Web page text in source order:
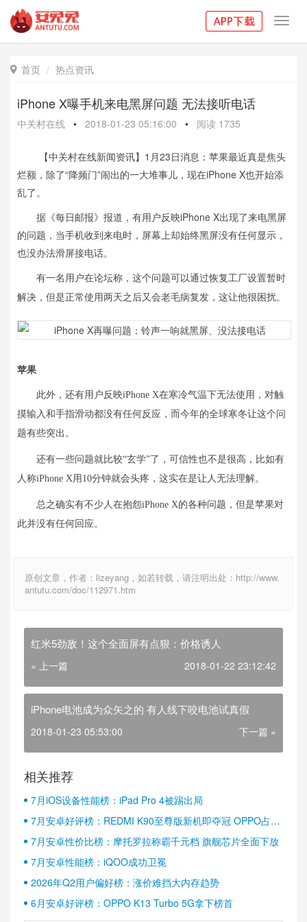
 首页 热点资讯
iPhone X曝手机来电黑屏问题 无法接听电话
中关村在线 • 2018-01-23 05:16:00 • 阅读 1735
【中关村在线新闻资讯】1月23日消息： 苹果最近真是焦头
烂额，除了“降频门”闹出的一大堆事儿，现在iPhone X也开始添
乱了。
据 《每日邮报》报道，有用户反映iPhone X出现了来电黑屏
的问题，当手机收到来电时，屏幕上却始终黑屏没有任何显示，
也没办法滑屏接电话。
有一名用户在论坛称，这个问题可以通过恢复工厂设置暂时
解决，但是正常使用两天之后又会老毛病复发，这让他很困扰。
苹果
此外，还有用户反映iPhone X在寒冷气温下无法使用， 对触
摸输入和手指滑动都没有任何反应，而今年的全球寒冬让这个问
题有些突出。
还有一些问题就比较“玄学”了，可信性也不是很高，比如有
人称iPhone X用10分钟就会头疼，这实在是让人无法理解。
总之确实有不少人在抱怨iPhone X的各种问题，但是苹果对
此并没有任何回应。
原创文章，作者：lizeyang，如若转载，请注明出处：http://www.
antutu.com/doc/112971.htm
红米5劲敌！这个全面屏有点狠：价格诱人
« 上一篇 2018-01-22 23:12:42
iPhone电池成为众矢之的 有人线下咬电池试真假
2018-01-23 05:53:00 下一篇 »
相关推荐
7月iOS设备性能榜：iPad Pro 4被踢出局
7月安卓好评榜：REDMI K90至尊版新机即夺冠 OPPO占据
半壁江山
7月安卓性价比榜：摩托罗拉称霸千元档 旗舰芯片全面下放
7月安卓性能榜：iQOO成功卫冕
2026年Q2用户偏好榜：涨价难挡大内存趋势
6月安卓好评榜：OPPO K13 Turbo 5G拿下榜首